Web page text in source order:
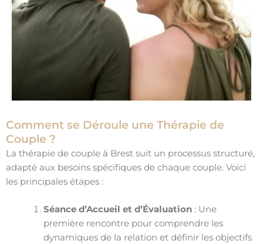
Comment se Déroule une Thérapie de
Couple ?
La thérapie de couple à Brest suit un processus structuré,
adapté aux besoins spécifiques de chaque couple. Voici
les principales étapes :
Séance d’Accueil et d’Évaluation: Une
première rencontre pour comprendre les
dynamiques de la relation et définir les objectifs